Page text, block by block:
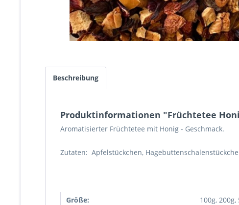
Beschreibung
Produktinformationen "Früchtetee
Aromatisierter Früchtetee mit Honig - Geschmack.
Zutaten: Apfelstückchen,
Größe: 100g, 200g,